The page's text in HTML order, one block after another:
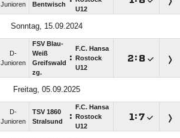
Junioren
Bentwisch
U12
Sonntag, 15.09.2024
D-
Junioren
FSV Blau-
Weiß
Greifswald
zg.
:
F.C. Hansa
Rostock
U12
: 
Freitag, 05.09.2025
D-
Junioren
TSV 1860
Stralsund
:
F.C. Hansa
Rostock
U12
: